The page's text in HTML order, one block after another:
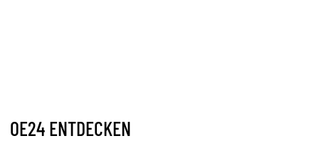
OE24 ENTDECKEN